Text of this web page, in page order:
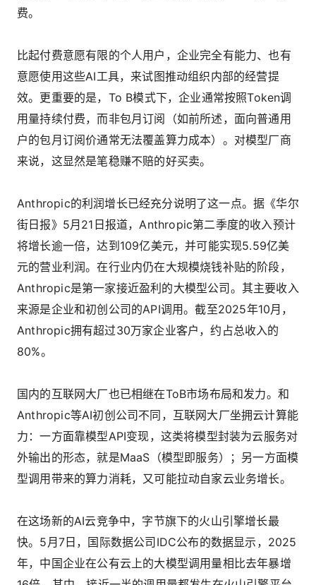
费。
比起付费意愿有限的个人用户，企业完全有能力、也有
意愿使用这些AI工具，来试图推动组织内部的经营提
效。更重要的是，To B模式下，企业通常按照Token调
用量持续付费，而非包月订阅（如前所述，面向普通用
户的包月订阅价通常无法覆盖算力成本）。对模型厂商
来说，这显然是笔稳赚不赔的好买卖。
Anthropic的利润增长已经充分说明了这一点。据《华尔
街日报》5月21日报道，Anthropic第二季度的收入预计
将增长逾一倍，达到109亿美元，并可能实现5.59亿美
元的营业利润。在行业内仍在大规模烧钱补贴的阶段，
Anthropic是第一家接近盈利的大模型公司。其主要收入
来源是企业和初创公司的API调用。截至2025年10月，
Anthropic拥有超过30万家企业客户，约占总收入的
80%。
国内的互联网大厂也已相继在ToB市场布局和发力。和
Anthropic等AI初创公司不同，互联网大厂坐拥云计算能
力：一方面靠模型API变现，这类将模型封装为云服务对
外输出的形态，就是MaaS（模型即服务）；另一方面模
型调用带来的算力消耗，又可能拉动自家云业务增长。
在这场新的AI云竞争中，字节旗下的火山引擎增长最
快。5月7日，国际数据公司IDC公布的数据显示，2025
年，中国企业在公有云上的大模型调用量相比去年暴增